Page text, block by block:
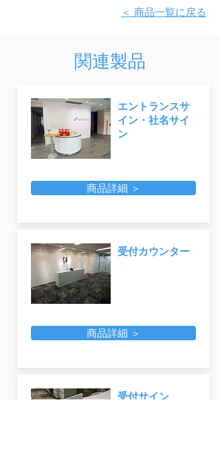
＜ 商品一覧に戻る
関連製品
エントランスサ
イン・社名サイ
ン
商品詳細 ＞
受付カウンター
商品詳細 ＞
受付サイン